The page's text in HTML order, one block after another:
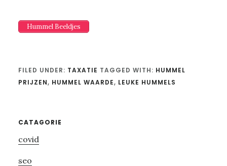
Hummel Beeldjes
FILED UNDER: TAXATIE TAGGED WITH: HUMMEL
PRIJZEN, HUMMEL WAARDE, LEUKE HUMMELS
Primary
Sidebar
CATAGORIE
covid
seo